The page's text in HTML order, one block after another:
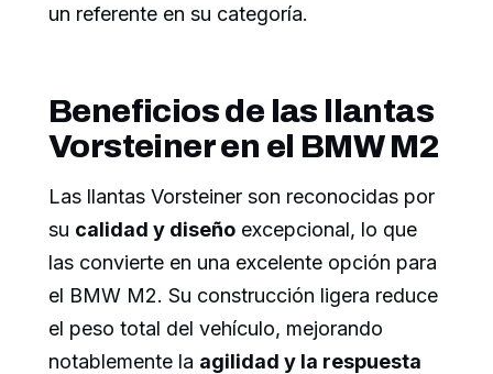
un referente en su categoría.
Beneficios de las llantas
Vorsteiner en el BMW M2
Las llantas Vorsteiner son reconocidas por
su calidad y diseño excepcional, lo que
las convierte en una excelente opción para
el BMW M2. Su construcción ligera reduce
el peso total del vehículo, mejorando
notablemente la agilidad y la respuesta